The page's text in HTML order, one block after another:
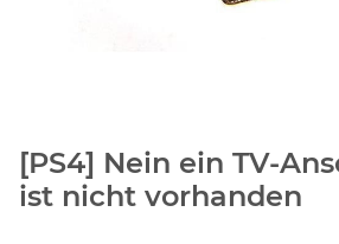
[PS4] Nein ein TV-
ist nicht vorhanden